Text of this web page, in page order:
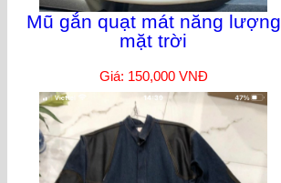
Mũ gắn quạt mát năng lượng
mặt trời
Giá: 150,000 VNĐ